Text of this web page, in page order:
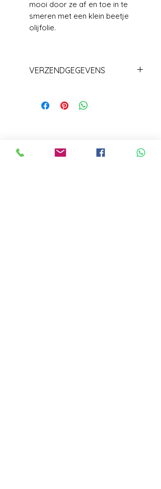
mooi door ze af en toe in te
smeren met een klein beetje
olijfolie.
VERZENDGEGEVENS